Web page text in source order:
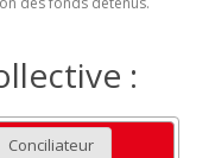
:
Conciliateur